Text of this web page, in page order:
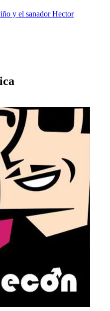
y el sanador Hector